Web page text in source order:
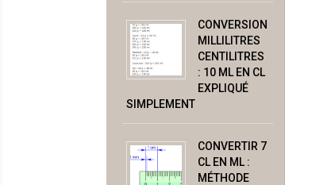
CONVERSION
MILLILITRES
CENTILITRES
: 10 ML EN CL
EXPLIQUÉ
SIMPLEMENT
CONVERTIR 7
CL EN ML :
MÉTHODE